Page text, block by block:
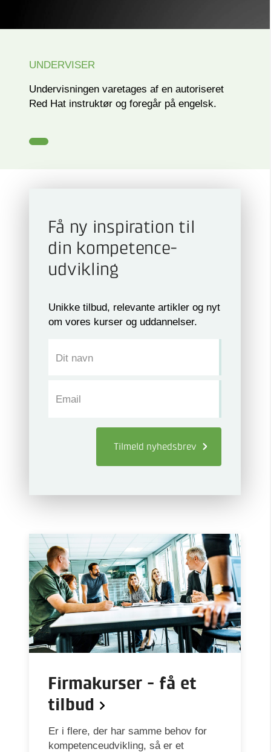
UNDERVISER
Undervisningen varetages af en autoriseret
Red Hat instruktør og foregår på engelsk.
Få ny inspiration til
din kompetence­
udvikling
Unikke tilbud, relevante artikler og nyt
om vores kurser og uddannelser.
Dit navn
Email
Tilmeld nyhedsbrev
Firmakurser - få et
tilbud
Er i flere, der har samme behov for
kompetenceudvikling, så er et